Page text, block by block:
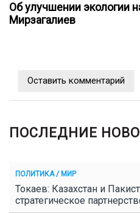
Об улучшении экологии
Мирзагалиев
Оставить комментарий
ПОСЛЕДНИЕ
ПОЛИТИКА / МИР
Токаев: Казахстан и
стратегическое